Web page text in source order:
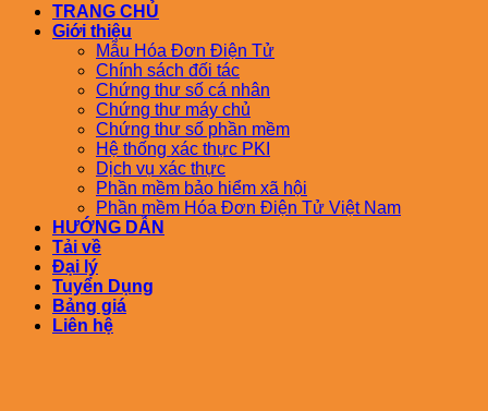
TRANG CHỦ
Giới thiệu
Mẫu Hóa Đơn Điện Tử
Chính sách đối tác
Chứng thư số cá nhân
Chứng thư máy chủ
Chứng thư số phần mềm
Hệ thống xác thực PKI
Dịch vụ xác thực
Phần mềm bảo hiểm xã hội
Phần mềm Hóa Đơn Điện Tử Việt Nam
HƯỚNG DẪN
Tải về
Đại lý
Tuyển Dụng
Bảng giá
Liên hệ